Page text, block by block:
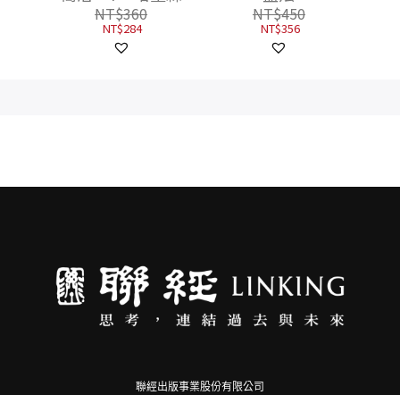
360 450
聯經出版事業股份有限公司